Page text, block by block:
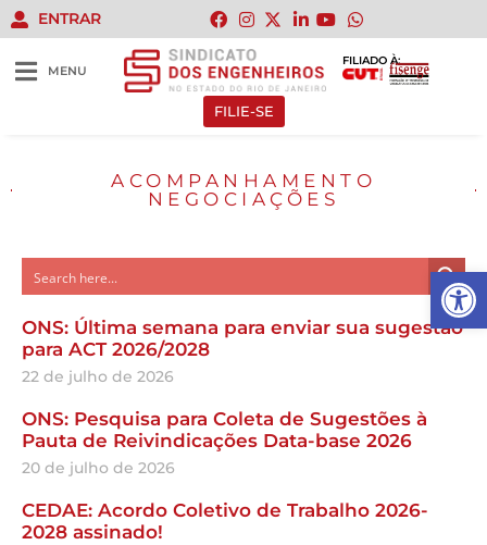
Abrir
ENTRAR
MENU
FILIADO À:
FILIE-SE
ACOMPANHAMENTO
NEGOCIAÇÕES
ONS: Última semana para enviar sua sugestão
para ACT 2026/2028
22 de julho de 2026
ONS: Pesquisa para Coleta de Sugestões à
Pauta de Reivindicações Data-base 2026
20 de julho de 2026
CEDAE: Acordo Coletivo de Trabalho 2026-
2028 assinado!